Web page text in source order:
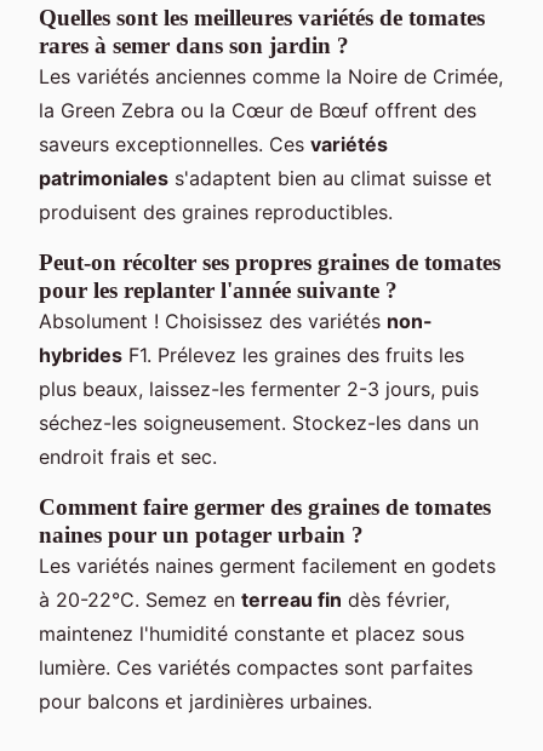
Quelles sont les meilleures variétés de tomates
rares à semer dans son jardin ?
Les variétés anciennes comme la Noire de Crimée,
la Green Zebra ou la Cœur de Bœuf offrent des
saveurs exceptionnelles. Ces variétés
patrimoniales s'adaptent bien au climat suisse et
produisent des graines reproductibles.
Peut-on récolter ses propres graines de tomates
pour les replanter l'année suivante ?
Absolument ! Choisissez des variétés non-
hybrides F1. Prélevez les graines des fruits les
plus beaux, laissez-les fermenter 2-3 jours, puis
séchez-les soigneusement. Stockez-les dans un
endroit frais et sec.
Comment faire germer des graines de tomates
naines pour un potager urbain ?
Les variétés naines germent facilement en godets
à 20-22°C. Semez en terreau fin dès février,
maintenez l'humidité constante et placez sous
lumière. Ces variétés compactes sont parfaites
pour balcons et jardinières urbaines.